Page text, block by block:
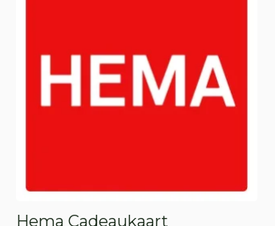
Hema Cadeaukaart